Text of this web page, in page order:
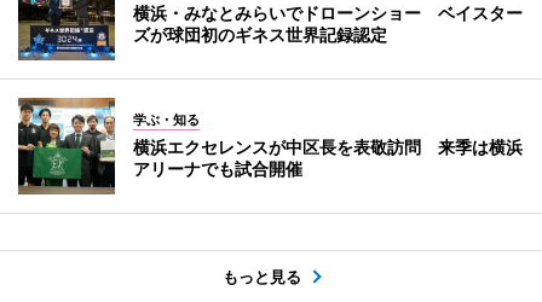
横浜・みなとみらいでドローンショー ベイスター
ズが球団初のギネス世界記録認定
学ぶ・知る
横浜エクセレンスが中区長を表敬訪問 来季は横浜
アリーナでも試合開催
もっと見る